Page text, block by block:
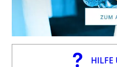
HILFE